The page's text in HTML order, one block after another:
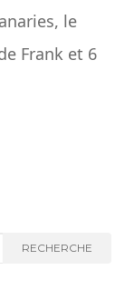
le
Frank et 6
RECHERCHE